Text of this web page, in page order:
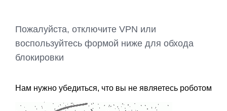
Пожалуйста, отключите VPN или
воспользуйтесь формой ниже для обхода
блокировки
Нам нужно убедиться, что вы не являетесь роботом